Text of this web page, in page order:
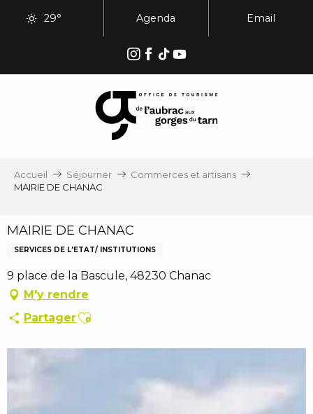
29° Agenda Email
Accueil Séjourner
Commerces et artisans
MAIRIE DE CHANAC
MAIRIE DE CHANAC
SERVICES DE L'ETAT/ INSTITUTIONS
9 place de la Bascule, 48230 Chanac
M'y rendre
PartagerAjouter aux favoris